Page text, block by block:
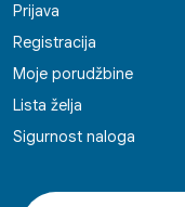
Prijava
Registracija
Moje porudžbine
Lista želja
Sigurnost naloga